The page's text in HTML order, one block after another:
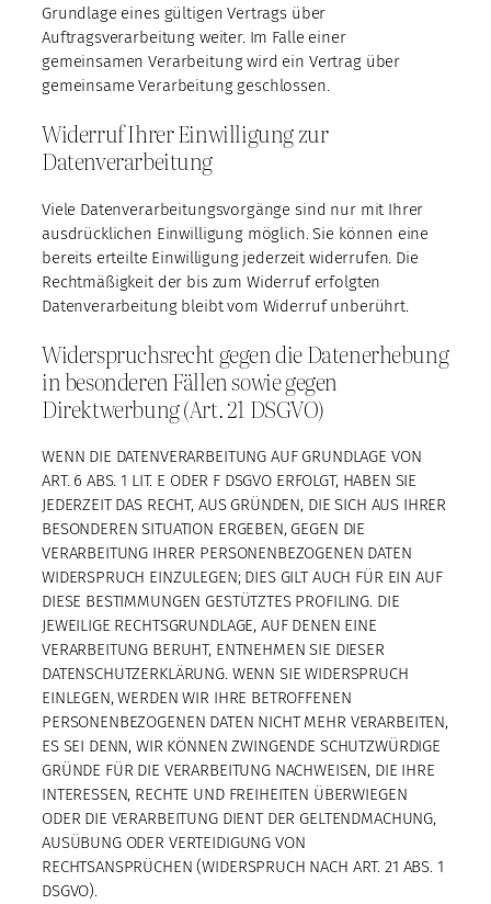
Grundlage eines gültigen Vertrags über
Auftragsverarbeitung weiter. Im Falle einer
gemeinsamen Verarbeitung wird ein Vertrag über
gemeinsame Verarbeitung geschlossen.
Widerruf Ihrer Einwilligung zur
Datenverarbeitung
Viele Datenverarbeitungsvorgänge sind nur mit Ihrer
ausdrücklichen Einwilligung möglich. Sie können eine
bereits erteilte Einwilligung jederzeit widerrufen. Die
Rechtmäßigkeit der bis zum Widerruf erfolgten
Datenverarbeitung bleibt vom Widerruf unberührt.
Widerspruchsrecht gegen die Datenerhebung
in besonderen Fällen sowie gegen
Direktwerbung (Art. 21 DSGVO)
WENN DIE DATENVERARBEITUNG AUF GRUNDLAGE VON
ART. 6 ABS. 1 LIT. E ODER F DSGVO ERFOLGT, HABEN SIE
JEDERZEIT DAS RECHT, AUS GRÜNDEN, DIE SICH AUS IHRER
BESONDEREN SITUATION ERGEBEN, GEGEN DIE
VERARBEITUNG IHRER PERSONENBEZOGENEN DATEN
WIDERSPRUCH EINZULEGEN; DIES GILT AUCH FÜR EIN AUF
DIESE BESTIMMUNGEN GESTÜTZTES PROFILING. DIE
JEWEILIGE RECHTSGRUNDLAGE, AUF DENEN EINE
VERARBEITUNG BERUHT, ENTNEHMEN SIE DIESER
DATENSCHUTZERKLÄRUNG. WENN SIE WIDERSPRUCH
EINLEGEN, WERDEN WIR IHRE BETROFFENEN
PERSONENBEZOGENEN DATEN NICHT MEHR VERARBEITEN,
ES SEI DENN, WIR KÖNNEN ZWINGENDE SCHUTZWÜRDIGE
GRÜNDE FÜR DIE VERARBEITUNG NACHWEISEN, DIE IHRE
INTERESSEN, RECHTE UND FREIHEITEN ÜBERWIEGEN
ODER DIE VERARBEITUNG DIENT DER GELTENDMACHUNG,
AUSÜBUNG ODER VERTEIDIGUNG VON
RECHTSANSPRÜCHEN (WIDERSPRUCH NACH ART. 21 ABS. 1
DSGVO).